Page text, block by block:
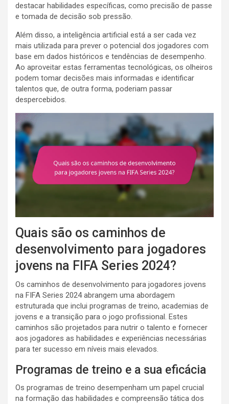
destacar habilidades específicas, como precisão de passe
e tomada de decisão sob pressão.
Além disso, a inteligência artificial está a ser cada vez
mais utilizada para prever o potencial dos jogadores com
base em dados históricos e tendências de desempenho.
Ao aproveitar estas ferramentas tecnológicas, os olheiros
podem tomar decisões mais informadas e identificar
talentos que, de outra forma, poderiam passar
despercebidos.
Quais são os caminhos de
desenvolvimento para jogadores
jovens na FIFA Series 2024?
Os caminhos de desenvolvimento para jogadores jovens
na FIFA Series 2024 abrangem uma abordagem
estruturada que inclui programas de treino, academias de
jovens e a transição para o jogo profissional. Estes
caminhos são projetados para nutrir o talento e fornecer
aos jogadores as habilidades e experiências necessárias
para ter sucesso em níveis mais elevados.
Programas de treino e a sua eficácia
Os programas de treino desempenham um papel crucial
na formação das habilidades e compreensão tática dos